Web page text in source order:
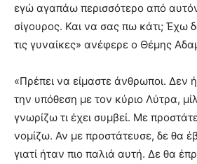
εγώ αγαπάω περισσότερο από
σίγουρος. Και να σας πω κάτι; Έχω
τις γυναίκες» ανέφερε ο Θέμης
«Πρέπει να είμαστε άνθρωποι. Δεν
την υπόθεση με τον κύριο Λύτρα,
γνωρίζω τι έχει συμβεί. Με
νομίζω. Αν με προστάτευσε, δε θα
γιατί ήταν πιο παλιά αυτή. Δε θα